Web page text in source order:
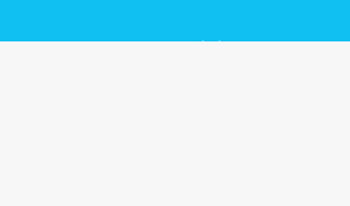
Alivia Onkomapa